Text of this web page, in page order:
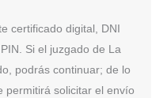
certificado digital, DNI
Si el juzgado de La
podrás continuar; de lo
permitirá solicitar el envío